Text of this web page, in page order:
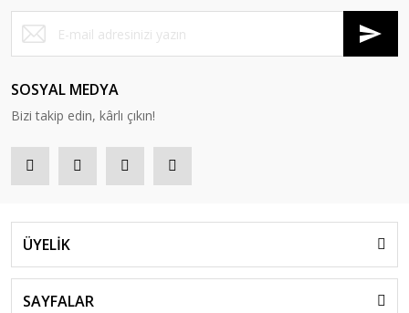
SOSYAL MEDYA
Bizi takip edin, kârlı çıkın!
ÜYELİK
SAYFALAR